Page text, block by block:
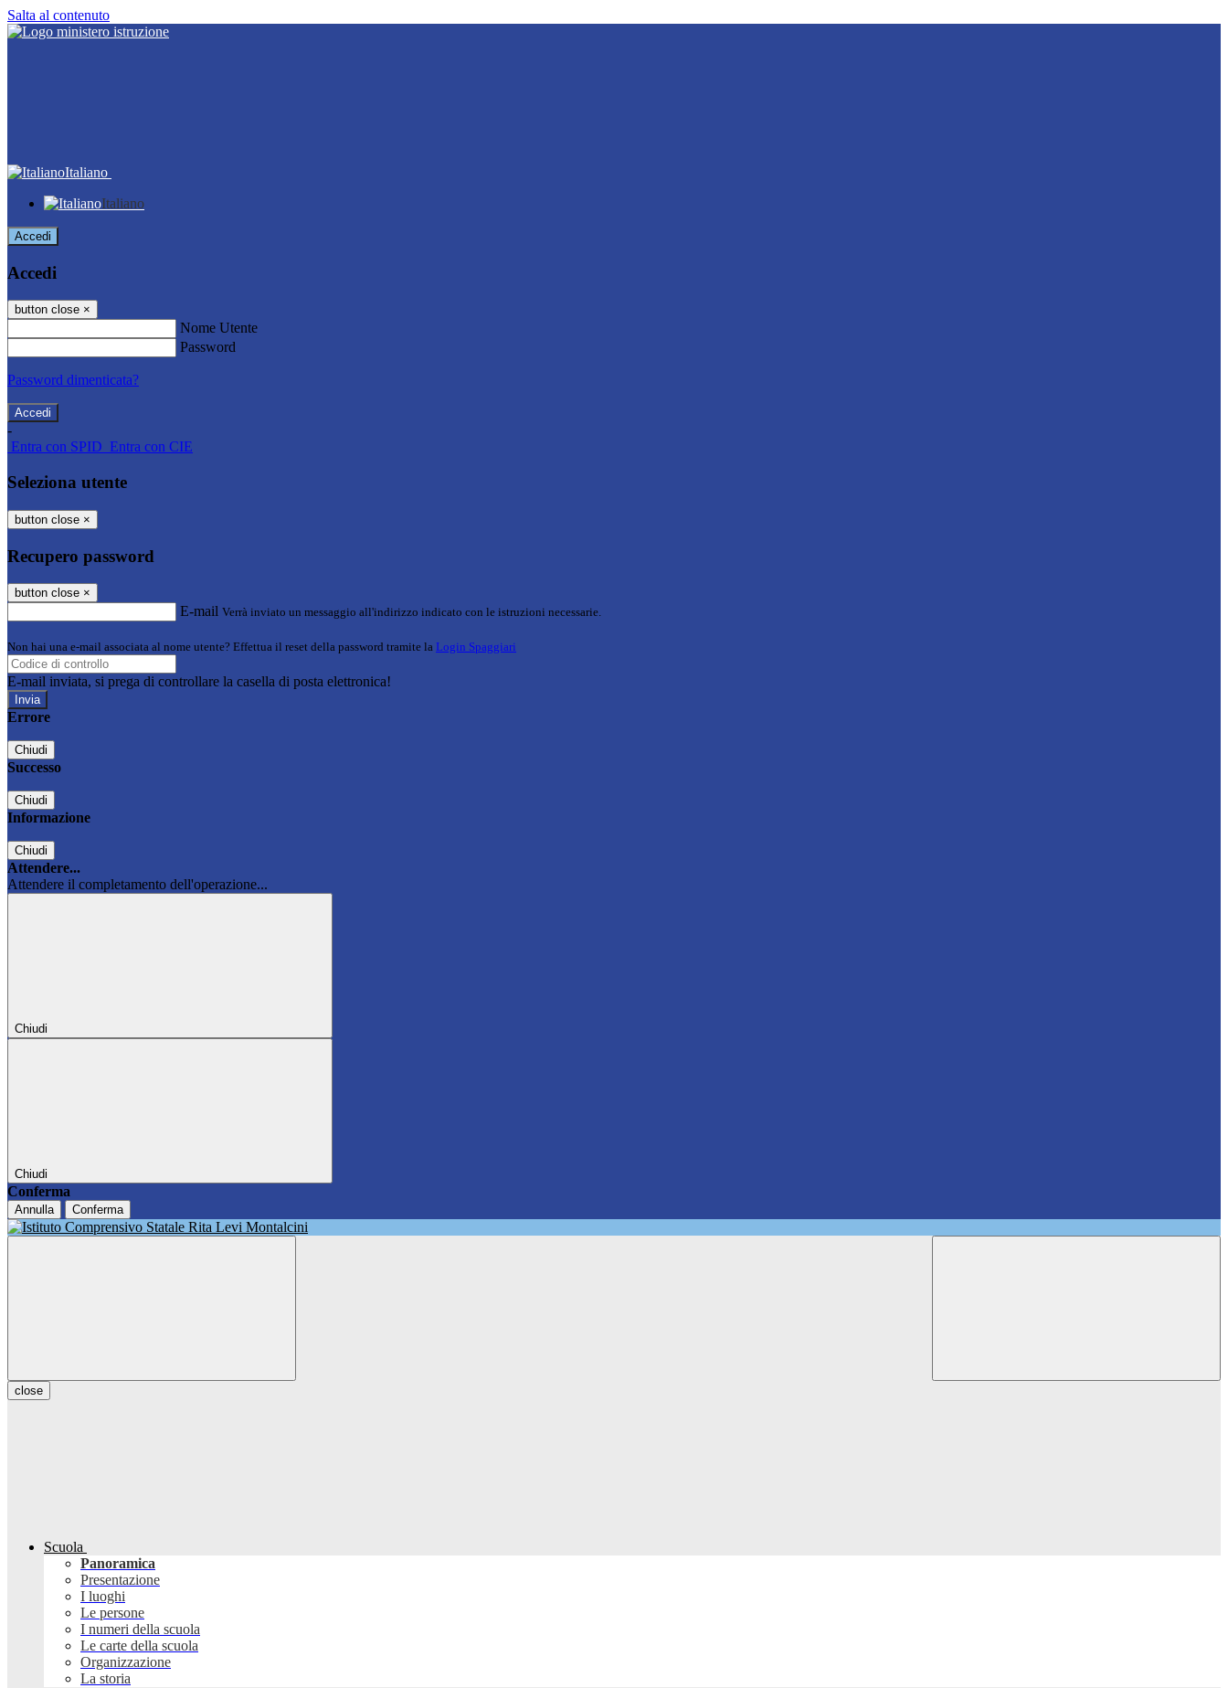
Salta al contenuto
Italiano
Italiano
Accedi
Accedi
button close ×
Nome Utente
Password
Password dimenticata?
-
Entra con SPID Entra con CIE
Seleziona utente
button close ×
Recupero password
button close ×
E-mail Verrà inviato un messaggio all'indirizzo indicato con le istruzioni necessarie.
Non hai una e-mail associata al nome utente? Effettua il reset della password tramite la Login Spaggiari
E-mail inviata, si prega di controllare la casella di posta elettronica!
Errore
Chiudi
Successo
Chiudi
Informazione
Chiudi
Attendere...
Attendere il completamento dell'operazione...
Chiudi
Chiudi
Conferma
Annulla Conferma
close
Scuola
Panoramica
Presentazione
I luoghi
Le persone
I numeri della scuola
Le carte della scuola
Organizzazione
La storia